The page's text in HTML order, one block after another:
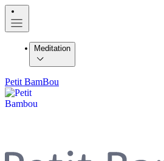
Meditation
Petit BamBou